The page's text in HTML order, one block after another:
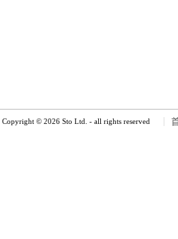
Copyright © 2026 Sto Ltd. - all rights reserved